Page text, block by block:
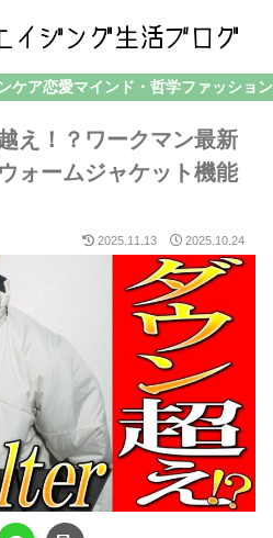
ケア恋愛マインド・哲学ファッション
え！？ワークマン最新
ォームジャケット機能
2025.11.13 2025.10.24